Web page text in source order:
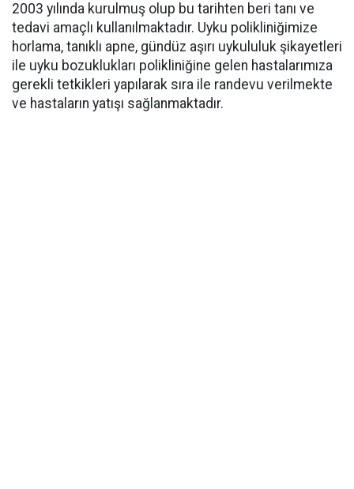
2003 yılında kurulmuş olup bu tarihten beri tanı ve
tedavi amaçlı kullanılmaktadır. Uyku polikliniğimize
horlama, tanıklı apne, gündüz aşırı uykululuk şikayetleri
ile uyku bozuklukları polikliniğine gelen hastalarımıza
gerekli tetkikleri yapılarak sıra ile randevu verilmekte
ve hastaların yatışı sağlanmaktadır.